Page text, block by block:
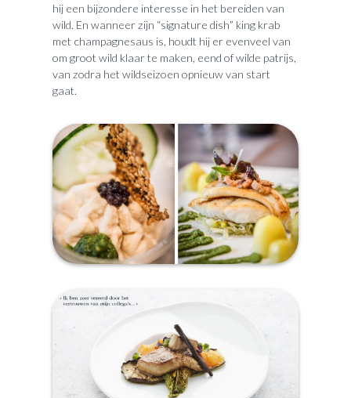
hij een bijzondere interesse in het bereiden van
wild. En wanneer zijn “signature dish” king krab
met champagnesaus is, houdt hij er evenveel van
om groot wild klaar te maken, eend of wilde patrijs,
van zodra het wildseizoen opnieuw van start
gaat.